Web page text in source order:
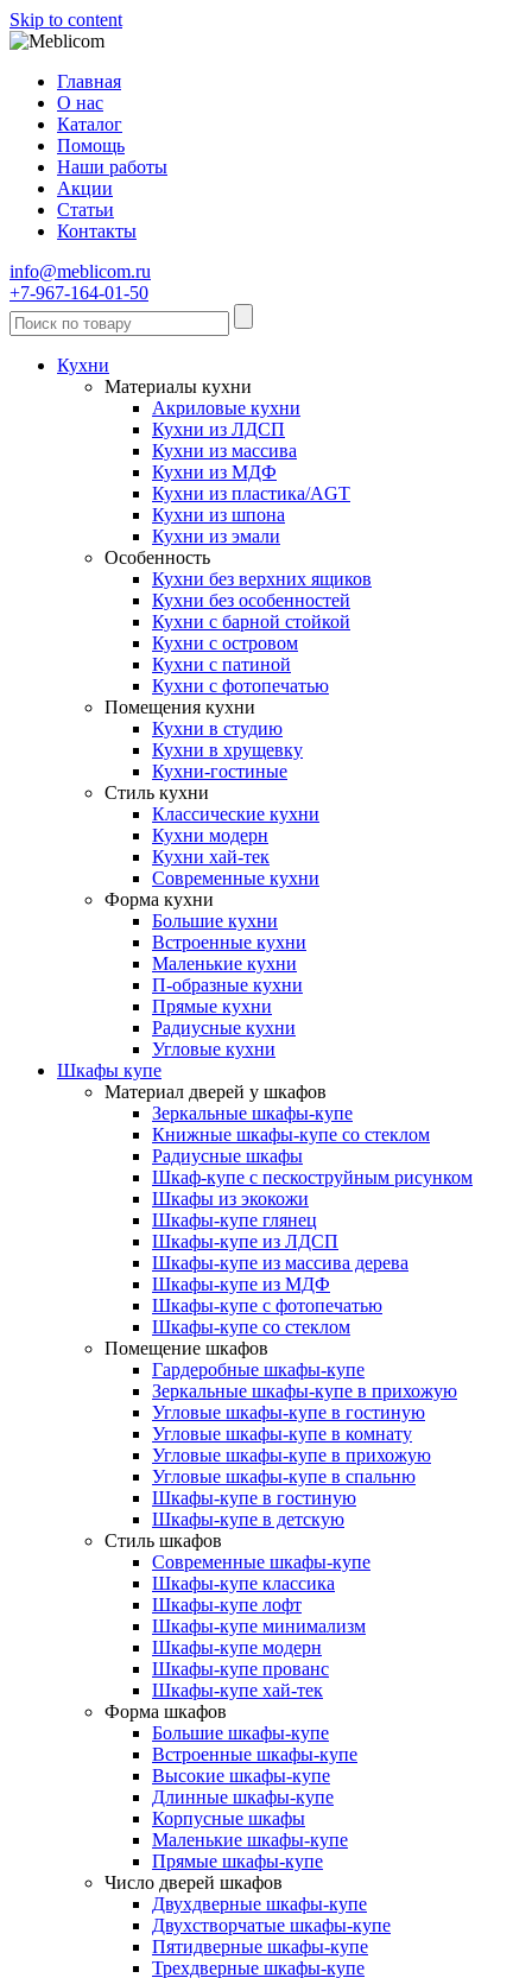
Skip to content
Главная
О нас
Каталог
Помощь
Наши работы
Акции
Статьи
Контакты
info@meblicom.ru
+7-967-164-01-50
Кухни
Материалы кухни
Акриловые кухни
Кухни из ЛДСП
Кухни из массива
Кухни из МДФ
Кухни из пластика/AGT
Кухни из шпона
Кухни из эмали
Особенность
Кухни без верхних ящиков
Кухни без особенностей
Кухни с барной стойкой
Кухни с островом
Кухни с патиной
Кухни с фотопечатью
Помещения кухни
Кухни в студию
Кухни в хрущевку
Кухни-гостиные
Стиль кухни
Классические кухни
Кухни модерн
Кухни хай-тек
Современные кухни
Форма кухни
Большие кухни
Встроенные кухни
Маленькие кухни
П-образные кухни
Прямые кухни
Радиусные кухни
Угловые кухни
Шкафы купе
Материал дверей у шкафов
Зеркальные шкафы-купе
Книжные шкафы-купе со стеклом
Радиусные шкафы
Шкаф-купе с пескоструйным рисунком
Шкафы из экокожи
Шкафы-купе глянец
Шкафы-купе из ЛДСП
Шкафы-купе из массива дерева
Шкафы-купе из МДФ
Шкафы-купе с фотопечатью
Шкафы-купе со стеклом
Помещение шкафов
Гардеробные шкафы-купе
Зеркальные шкафы-купе в прихожую
Угловые шкафы-купе в гостиную
Угловые шкафы-купе в комнату
Угловые шкафы-купе в прихожую
Угловые шкафы-купе в спальню
Шкафы-купе в гостиную
Шкафы-купе в детскую
Стиль шкафов
Современные шкафы-купе
Шкафы-купе классика
Шкафы-купе лофт
Шкафы-купе минимализм
Шкафы-купе модерн
Шкафы-купе прованс
Шкафы-купе хай-тек
Форма шкафов
Большие шкафы-купе
Встроенные шкафы-купе
Высокие шкафы-купе
Длинные шкафы-купе
Корпусные шкафы
Маленькие шкафы-купе
Прямые шкафы-купе
Число дверей шкафов
Двухдверные шкафы-купе
Двухстворчатые шкафы-купе
Пятидверные шкафы-купе
Трехдверные шкафы-купе